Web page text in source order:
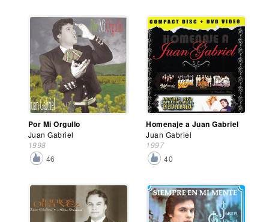
Por Mi Orgullo
Juan Gabriel
1998
46
Homenaje a Juan Gabriel
Juan Gabriel
1997
40